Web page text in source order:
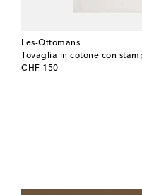
Les-Ottomans
Tovaglia in cotone con
CHF 150
original price